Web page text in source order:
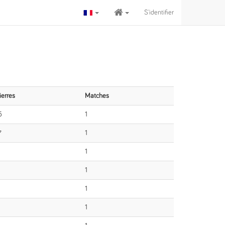
S'identifier
Matches
1
1
1
1
1
1